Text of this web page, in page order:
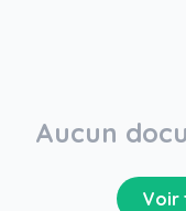
Aucun
Voir